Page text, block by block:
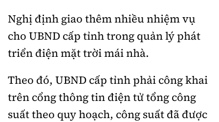
Nghị định giao thêm nhiều nhiệm vụ
cho UBND cấp tỉnh trong quản lý phát
triển điện mặt trời mái nhà.
Theo đó, UBND cấp tỉnh phải công khai
trên cổng thông tin điện tử tổng công
suất theo quy hoạch, công suất đã được